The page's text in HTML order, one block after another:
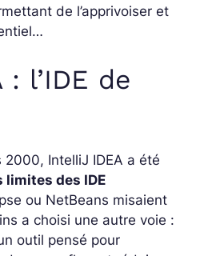
de l’apprivoiser et
l’IDE de
IntelliJ IDEA a été
limites des IDE
ou NetBeans misaient
a choisi une autre voie :
outil pensé pour